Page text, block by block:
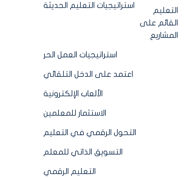
استراتيجيات التعليم الحديثة
التعليم
القائم على
المشاريع
استراتيجيات العمل الحر
اعتمد على الدخل التلقائي
الألعاب الإلكترونية
الاستثمار للمعلمين
التحول الرقمي في التعليم
التسويق الذاتي للمعلم
التعليم الرقمي